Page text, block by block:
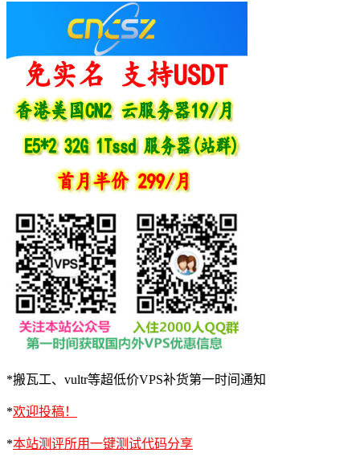
*搬瓦工、vultr等超低价VPS补货第一时间通知
*欢迎投稿！
*本站测评所用一键测试代码分享